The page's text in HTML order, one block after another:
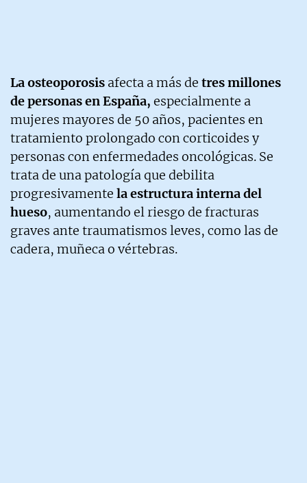
La osteoporosis afecta a más de tres millones
de personas en España, especialmente a
mujeres mayores de 50 años, pacientes en
tratamiento prolongado con corticoides y
personas con enfermedades oncológicas. Se
trata de una patología que debilita
progresivamente la estructura interna del
hueso, aumentando el riesgo de fracturas
graves ante traumatismos leves, como las de
cadera, muñeca o vértebras.